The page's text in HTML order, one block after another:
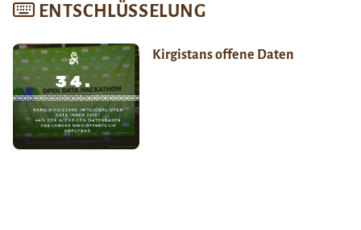
ENTSCHLÜSSELUNG
Kirgistans offene Daten